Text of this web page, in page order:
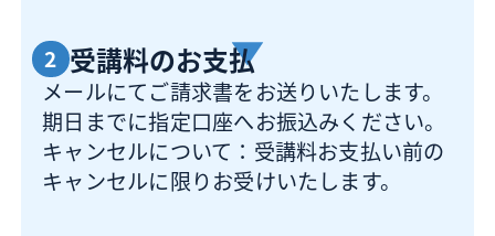
2 受講料のお支払
メールにてご請求書をお送りいたします。
期日までに指定口座へお振込みください。
キャンセルについて：受講料お支払い前の
キャンセルに限りお受けいたします。